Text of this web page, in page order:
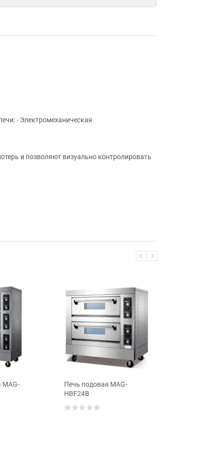
- Электромеханическая
и позволяют визуально контролировать
MAG-
Печь подовая MAG-
HBF24B